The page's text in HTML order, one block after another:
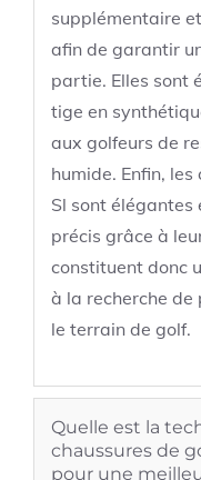
supplémentaire
afin de garantir
partie. Elles sont
tige en
aux golfeurs de
humide. Enfin, les
Sl sont
précis grâce à
constituent donc
à la recherche
le terrain de golf.
Quelle est la
chaussures de
pour une